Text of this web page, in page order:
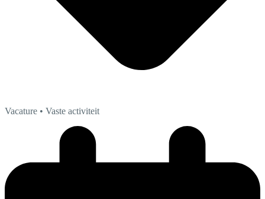
Vacature • Vaste activiteit